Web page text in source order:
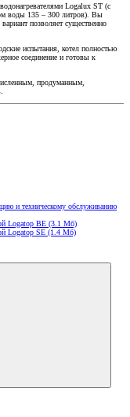
Logalux ST (с
воды 135 – 300 литров). Вы
позволяет существенно
испытания, котел полностью
соединение и готовы к
продуманным,
и техническому обслуживанию
Logatop BE (3.1 Мб)
Logatop SE (1.4 Мб)